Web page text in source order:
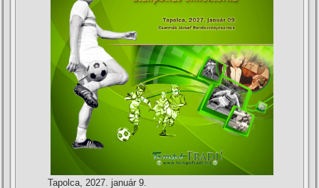
Tapolca, 2027. január 9.